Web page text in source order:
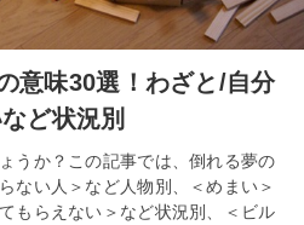
意味30選！わざと/自分
ど状況別
うか？この記事では、倒れる夢の
ない人＞など人物別、＜めまい＞
もらえない＞など状況別、＜ビル